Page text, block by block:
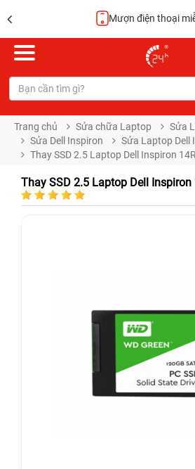
Hoàn tiền
Trang chủ Sửa chữa Laptop
Sửa
Sửa Dell Inspiron
Sửa Laptop Dell
Thay SSD 2.5 Laptop Dell Inspiron
Thay SSD 2.5 Laptop Dell Inspiron